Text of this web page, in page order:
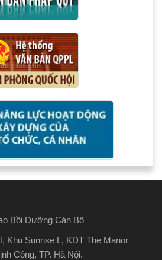
Bồi Dưỡng Cán Bộ
Khu Sunrise L, KDT The Manor
Công, TP. Hà Nội.